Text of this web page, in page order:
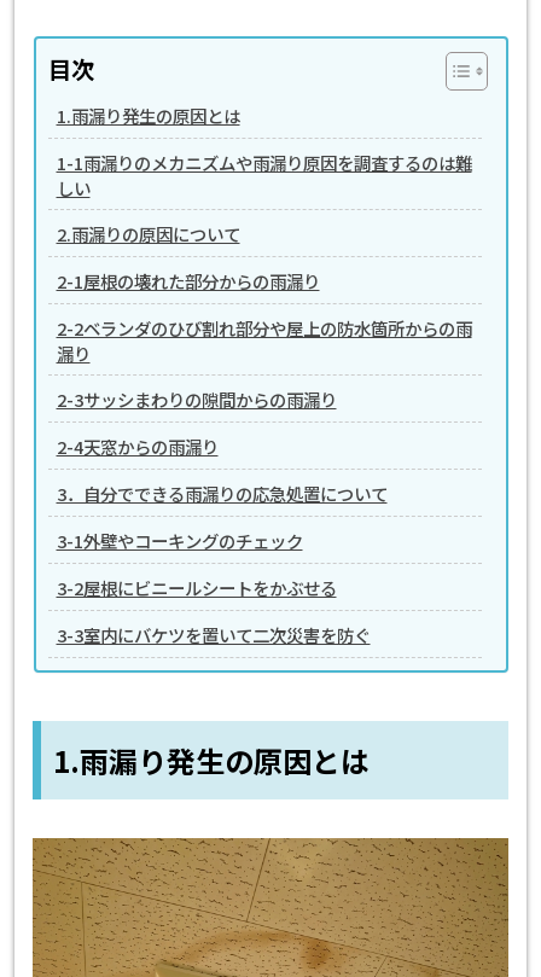
目次
1.雨漏り発生の原因とは
1-1雨漏りのメカニズムや雨漏り原因を調査するのは難
しい
2.雨漏りの原因について
2-1屋根の壊れた部分からの雨漏り
2-2ベランダのひび割れ部分や屋上の防水箇所からの雨
漏り
2-3サッシまわりの隙間からの雨漏り
2-4天窓からの雨漏り
3．自分でできる雨漏りの応急処置について
3-1外壁やコーキングのチェック
3-2屋根にビニールシートをかぶせる
3-3室内にバケツを置いて二次災害を防ぐ
1.雨漏り発生の原因とは